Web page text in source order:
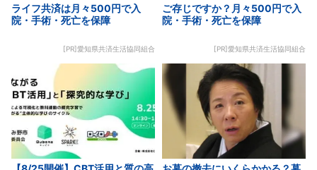
ライフ共済は月々500円で入
院・手術・死亡を保障
[PR]愛知県共済生活協同組合
ご存じですか？月々500円で入
院・手術・死亡を保障
[PR]愛知県共済生活協同組合